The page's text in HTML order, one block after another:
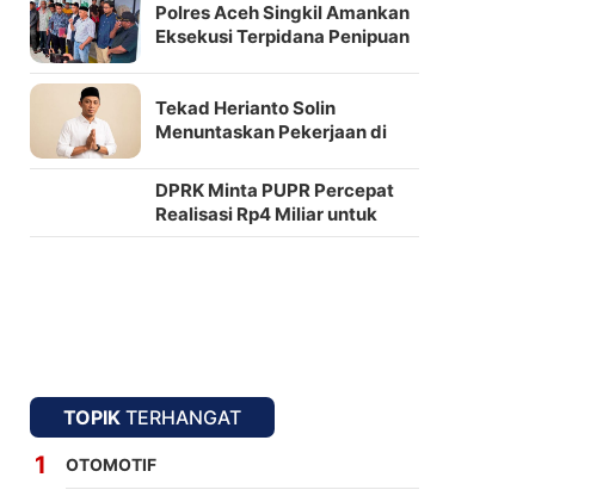
Polres Aceh Singkil Amankan
Eksekusi Terpidana Penipuan
Tekad Herianto Solin
Menuntaskan Pekerjaan di
DPRK Minta PUPR Percepat
Realisasi Rp4 Miliar untuk
Jalan Syekh Hamzah Fansuri–
TOPIK TERHANGAT
OTOMOTIF